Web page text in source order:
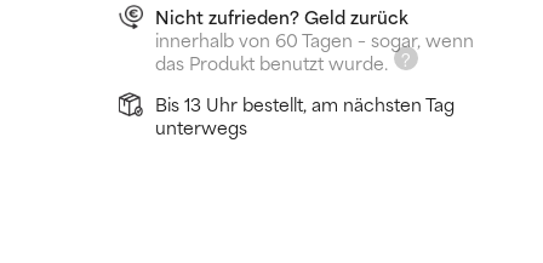
Nicht zufrieden? Geld zurück
innerhalb von 60 Tagen – sogar, wenn
das Produkt benutzt wurde.
Bis 13 Uhr bestellt, am nächsten Tag
unterwegs